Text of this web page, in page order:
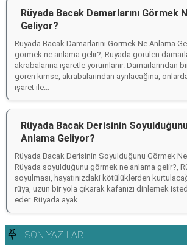
Rüyada Bacak Damarlarını Görmek
Geliyor?
Rüyada Bacak Damarlarını Görmek Ne Anlama
görmek ne anlama gelir?, Rüyada görülen
akrabalarına işaretle yorumlanır. Damarlarından
gören kimse, akrabalarından ayrılacağına,
işaret ile...
Rüyada Bacak Derisinin
Anlama Geliyor?
Rüyada Bacak Derisinin Soyulduğunu Görmek
Rüyada soyulduğunu görmek ne anlama gelir?,
soyulması, hayatınızdaki kötülüklerden
rüya, uzun bir yola çıkarak kafanızı dinlemek
eder. Rüyada ayak...
SON YAZILAR